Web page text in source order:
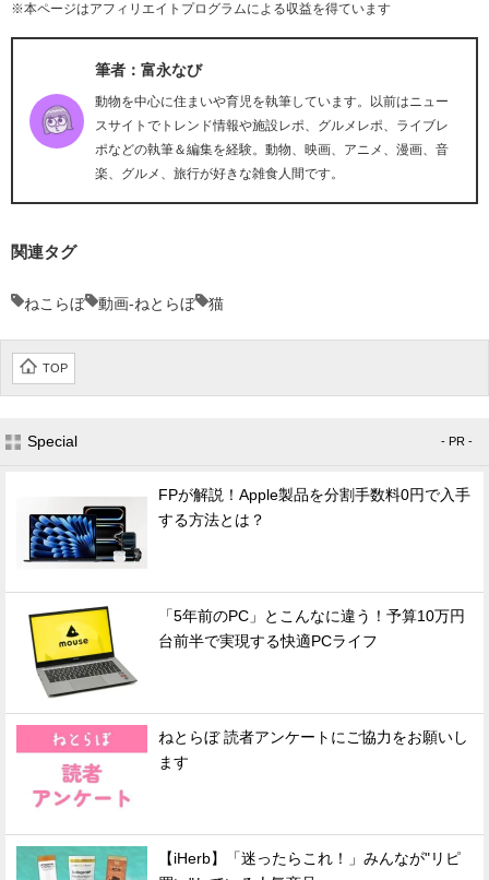
※本ページはアフィリエイトプログラムによる収益を得ています
筆者：富永なび
動物を中心に住まいや育児を執筆しています。以前はニュー
スサイトでトレンド情報や施設レポ、グルメレポ、ライブレ
ポなどの執筆＆編集を経験。動物、映画、アニメ、漫画、音
楽、グルメ、旅行が好きな雑食人間です。
関連タグ
ねこらぼ 動画-ねとらぼ 猫
TOP
Special - PR -
FPが解説！Apple製品を分割手数料0円で入手
する方法とは？
「5年前のPC」とこんなに違う！予算10万円
台前半で実現する快適PCライフ
ねとらぼ 読者アンケートにご協力をお願いし
ます
【iHerb】「迷ったらこれ！」みんなが"リピ